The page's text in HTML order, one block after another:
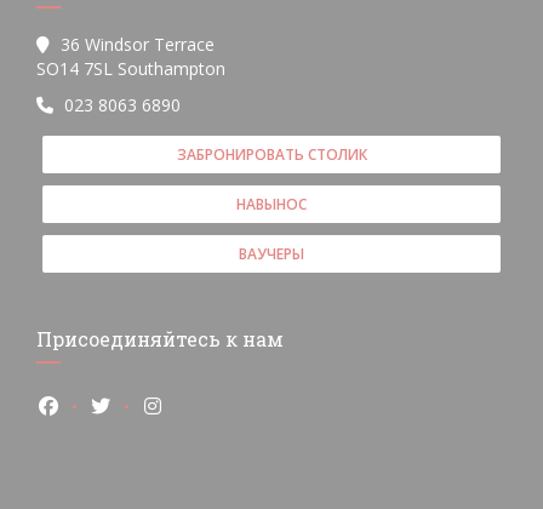
36 Windsor Terrace
SO14 7SL Southampton
023 8063 6890
ЗАБРОНИРОВАТЬ СТОЛИК
НАВЫНОС
ВАУЧЕРЫ
Присоединяйтесь к нам
Facebook ((открывается в новом окне))
Twitter ((открывается в новом окне))
Instagram ((открывается в новом окне))